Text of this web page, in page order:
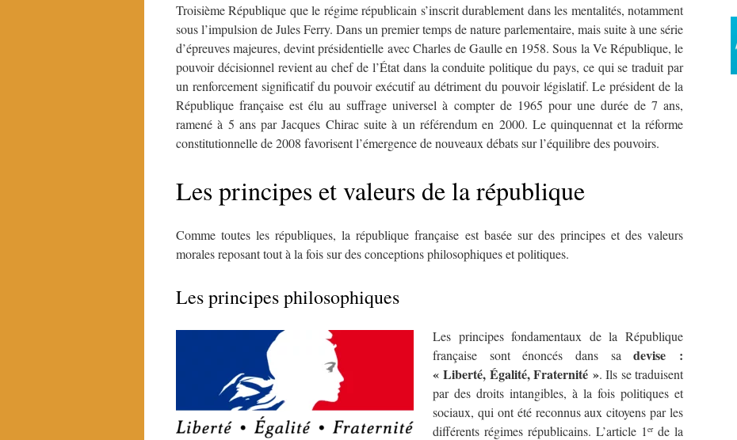
Troisième République que le régime républicain s’inscrit durablement dans les mentalités, notamment
sous l’impulsion de Jules Ferry. Dans un premier temps de nature parlementaire, mais suite à une série
d’épreuves majeures, devint présidentielle avec Charles de Gaulle en 1958. Sous la Ve République, le
pouvoir décisionnel revient au chef de l’État dans la conduite politique du pays, ce qui se traduit par
un renforcement significatif du pouvoir exécutif au détriment du pouvoir législatif. Le président de la
République française est élu au suffrage universel à compter de 1965 pour une durée de 7 ans,
ramené à 5 ans par Jacques Chirac suite à un référendum en 2000. Le quinquennat et la réforme
constitutionnelle de 2008 favorisent l’émergence de nouveaux débats sur l’équilibre des pouvoirs.
Les principes et valeurs de la république
Comme toutes les républiques, la république française est basée sur des principes et des valeurs
morales reposant tout à la fois sur des conceptions philosophiques et politiques.
Les principes philosophiques
Les principes fondamentaux de la République
française sont énoncés dans sadevise :
«Liberté, Égalité, Fraternité ». Ils se traduisent
par des droits intangibles, à la fois politiques et
sociaux, qui ont été reconnus aux citoyens par les
différents régimes républicains. L’article 1 erde la